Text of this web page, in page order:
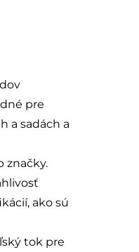
pre
a sadách a
značky.
ako sú
tok pre